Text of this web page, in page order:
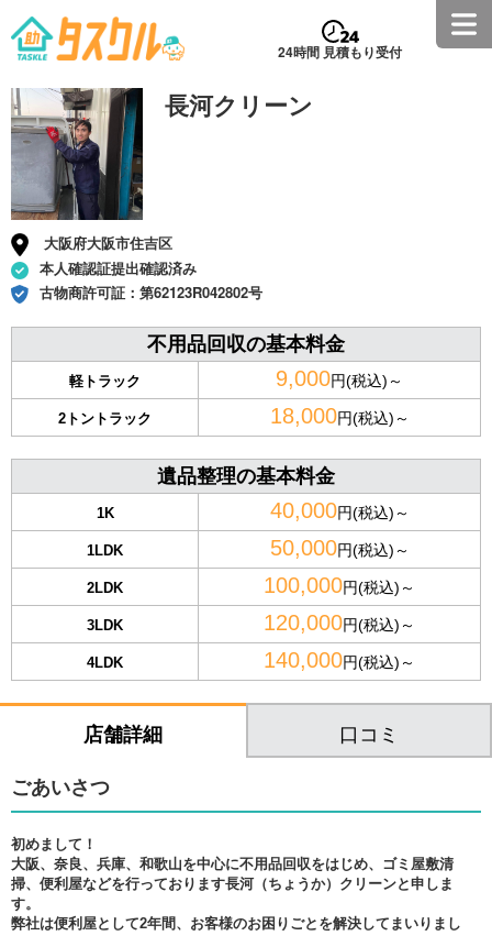
24時間 見積もり受付
長河クリーン
大阪府大阪市住吉区
本人確認証提出確認済み
古物商許可証： 第62123R042802号
不用品回収の基本料金
軽トラック 9,000円(税込)～
2トントラック 18,000円(税込)～
遺品整理の基本料金
1K 40,000円(税込)～
1LDK 50,000円(税込)～
2LDK 100,000円(税込)～
3LDK 120,000円(税込)～
4LDK 140,000円(税込)～
店舗詳細
口コミ
ごあいさつ
初めまして！
大阪、奈良、兵庫、和歌山を中心に不用品回収をはじめ、ゴミ屋敷清
掃、便利屋などを行っております長河（ちょうか）クリーンと申しま
す。
弊社は便利屋として2年間、お客様のお困りごとを解決してまいりまし